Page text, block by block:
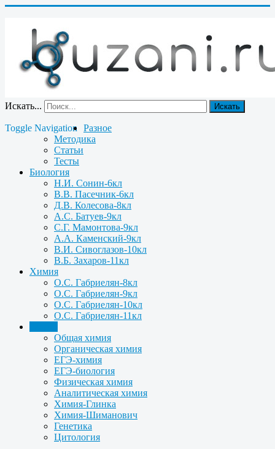
Искать... Искать
Toggle Navigation
Разное
Методика
Статьи
Тесты
Биология
Н.И. Сонин-6кл
В.В. Пасечник-6кл
Д.В. Колесова-8кл
А.С. Батуев-9кл
С.Г. Мамонтова-9кл
А.А. Каменский-9кл
В.И. Сивоглазов-10кл
В.Б. Захаров-11кл
Химия
О.С. Габриелян-8кл
О.С. Габриелян-9кл
О.С. Габриелян-10кл
О.С. Габриелян-11кл
Общая химия
Органическая химия
ЕГЭ-химия
ЕГЭ-биология
Физическая химия
Аналитическая химия
Химия-Глинка
Химия-Шиманович
Генетика
Цитология